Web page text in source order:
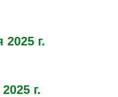
г.
г.